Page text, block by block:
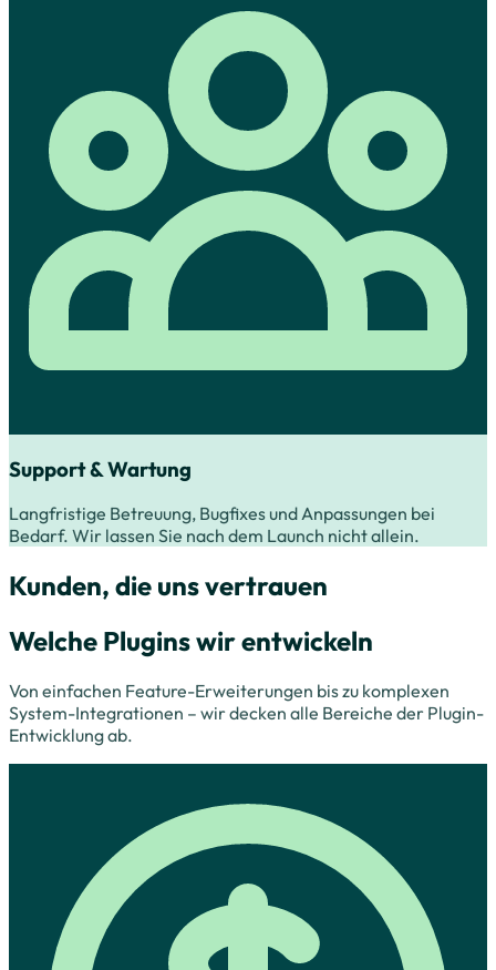
Support & Wartung
Langfristige Betreuung, Bugfixes und Anpassungen bei
Bedarf. Wir lassen Sie nach dem Launch nicht allein.
Kunden, die uns vertrauen
Welche Plugins wir entwickeln
Von einfachen Feature-Erweiterungen bis zu komplexen
System-Integrationen – wir decken alle Bereiche der Plugin-
Entwicklung ab.